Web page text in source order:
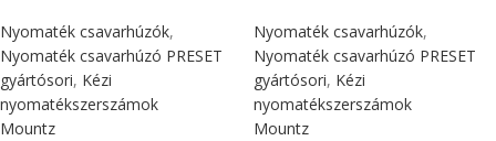
Nyomaték csavarhúzók,
Nyomaték csavarhúzó PRESET
gyártósori, Kézi
nyomatékszerszámok
Mountz
Nyomaték csavarhúzók,
Nyomaték csavarhúzó PRESET
gyártósori, Kézi
nyomatékszerszámok
Mountz